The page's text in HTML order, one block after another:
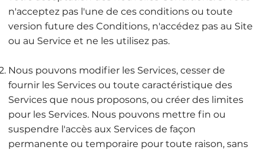
n'acceptez pas l'une de ces conditions ou toute
version future des Conditions, n'accédez pas au Site
ou au Service et ne les utilisez pas.
Nous pouvons modifier les Services, cesser de
fournir les Services ou toute caractéristique des
Services que nous proposons, ou créer des limites
pour les Services. Nous pouvons mettre fin ou
suspendre l'accès aux Services de façon
permanente ou temporaire pour toute raison, sans